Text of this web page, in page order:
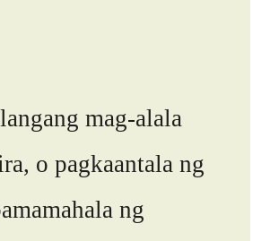
mag-alala
o pagkaantala ng
ng